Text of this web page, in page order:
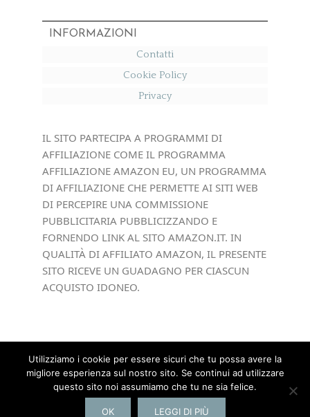
INFORMAZIONI
Contatti
Cookie Policy
Privacy
IL SITO PARTECIPA A PROGRAMMI DI
AFFILIAZIONE COME IL PROGRAMMA
AFFILIAZIONE AMAZON EU, UN PROGRAMMA
DI AFFILIAZIONE CHE PERMETTE AI SITI WEB
DI PERCEPIRE UNA COMMISSIONE
PUBBLICITARIA PUBBLICIZZANDO E
FORNENDO LINK AL SITO AMAZON.IT. IN
QUALITÀ DI AFFILIATO AMAZON, IL PRESENTE
SITO RICEVE UN GUADAGNO PER CIASCUN
ACQUISTO IDONEO.
Copyright © 2026 ·Elegance Themeby
StephanieHellwig.com
Utilizziamo i cookie per essere sicuri che tu possa avere la
migliore esperienza sul nostro sito. Se continui ad utilizzare
questo sito noi assumiamo che tu ne sia felice.
OK LEGGI DI PIÙ